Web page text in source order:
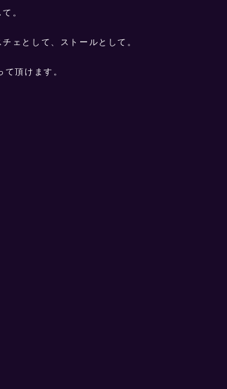
。
ェとして、ストールとして。
頂けます。